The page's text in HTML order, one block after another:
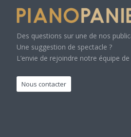
Des questions sur une de nos
Une suggestion de spectacle ?
L’envie de rejoindre notre équipe
Nous contacter